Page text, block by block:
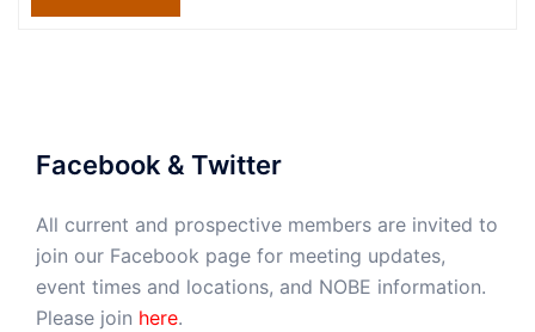
Facebook & Twitter
All current and prospective members are invited to
join our Facebook page for meeting updates,
event times and locations, and NOBE information.
Please join here.